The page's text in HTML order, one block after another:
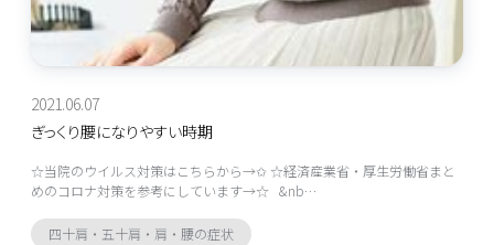
2021.06.07
ぎっくり腰になりやすい時期
☆当院のウイルス対策はこちらから→✩ ☆経済産業省・厚生労働省まと
めのコロナ対策を参考にしています→☆ &nb…
四十肩・五十肩・肩・腰の症状